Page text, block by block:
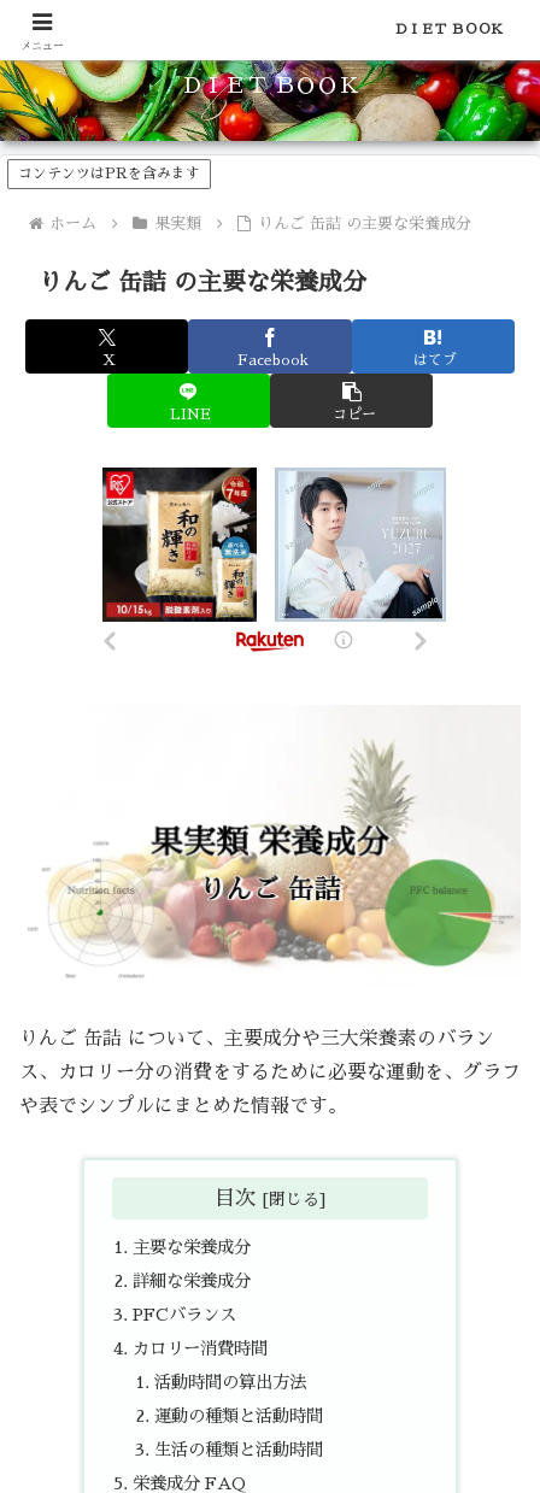
食品のカロリーや糖質などの栄養素がわかる！健康やダイエットに
ＤＩＥＴ ＢＯＯＫ
コンテンツはPRを含みます
ホーム 果実類 りんご 缶詰 の主要な栄養成分
りんご 缶詰 の主要な栄養成分
X Facebook はてブ
LINE コピー
りんご 缶詰 について、主要成分や三大栄養素のバラン
ス、カロリー分の消費をするために必要な運動を、グラフ
や表でシンプルにまとめた情報です。
目次
主要な栄養成分
詳細な栄養成分
PFCバランス
カロリー消費時間
活動時間の算出方法
運動の種類と活動時間
生活の種類と活動時間
栄養成分 FAQ
メニュー
ＤＩＥＴ ＢＯＯＫ